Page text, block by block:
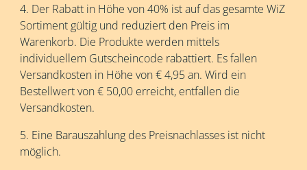
4. Der Rabatt in Höhe von 40% ist auf das gesamte WiZ
Sortiment gültig und reduziert den Preis im
Warenkorb. Die Produkte werden mittels
individuellem Gutscheincode rabattiert. Es fallen
Versandkosten in Höhe von € 4,95 an. Wird ein
Bestellwert von € 50,00 erreicht, entfallen die
Versandkosten.
5. Eine Barauszahlung des Preisnachlasses ist nicht
möglich.​